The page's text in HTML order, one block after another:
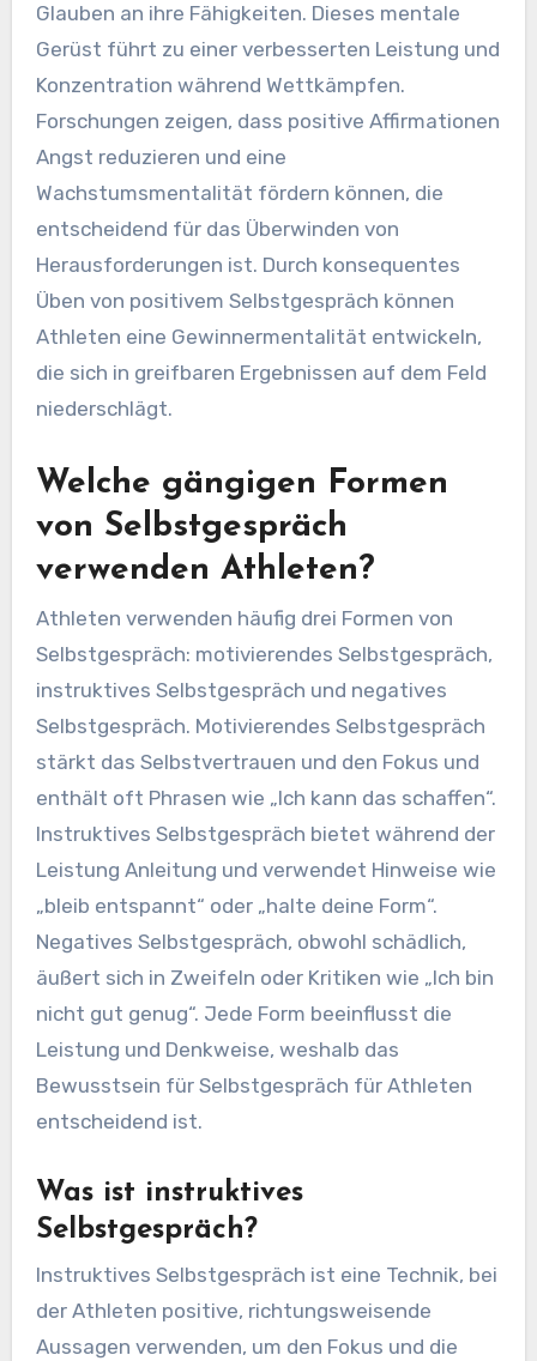
Glauben an ihre Fähigkeiten. Dieses mentale
Gerüst führt zu einer verbesserten Leistung und
Konzentration während Wettkämpfen.
Forschungen zeigen, dass positive Affirmationen
Angst reduzieren und eine
Wachstumsmentalität fördern können, die
entscheidend für das Überwinden von
Herausforderungen ist. Durch konsequentes
Üben von positivem Selbstgespräch können
Athleten eine Gewinnermentalität entwickeln,
die sich in greifbaren Ergebnissen auf dem Feld
niederschlägt.
Welche gängigen Formen
von Selbstgespräch
verwenden Athleten?
Athleten verwenden häufig drei Formen von
Selbstgespräch: motivierendes Selbstgespräch,
instruktives Selbstgespräch und negatives
Selbstgespräch. Motivierendes Selbstgespräch
stärkt das Selbstvertrauen und den Fokus und
enthält oft Phrasen wie „Ich kann das schaffen“.
Instruktives Selbstgespräch bietet während der
Leistung Anleitung und verwendet Hinweise wie
„bleib entspannt“ oder „halte deine Form“.
Negatives Selbstgespräch, obwohl schädlich,
äußert sich in Zweifeln oder Kritiken wie „Ich bin
nicht gut genug“. Jede Form beeinflusst die
Leistung und Denkweise, weshalb das
Bewusstsein für Selbstgespräch für Athleten
entscheidend ist.
Was ist instruktives
Selbstgespräch?
Instruktives Selbstgespräch ist eine Technik, bei
der Athleten positive, richtungsweisende
Aussagen verwenden, um den Fokus und die